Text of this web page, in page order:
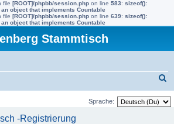
file [ROOT]/phpbb/session.php on line 583: sizeof():
object that implements Countable
file [ROOT]/phpbb/session.php on line 639: sizeof():
object that implements Countable
Stammtisch
c
Sprache:
-Registrierung